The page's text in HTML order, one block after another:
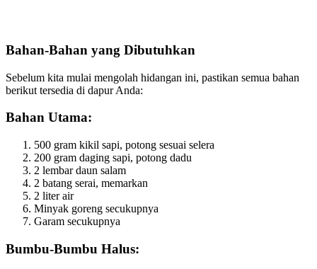
Bahan-Bahan yang Dibutuhkan
Sebelum kita mulai mengolah hidangan ini, pastikan semua bahan
berikut tersedia di dapur Anda:
Bahan Utama:
500 gram kikil sapi, potong sesuai selera
200 gram daging sapi, potong dadu
2 lembar daun salam
2 batang serai, memarkan
2 liter air
Minyak goreng secukupnya
Garam secukupnya
Bumbu-Bumbu Halus: